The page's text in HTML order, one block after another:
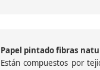
Papel pintado fibras
Están compuestos por